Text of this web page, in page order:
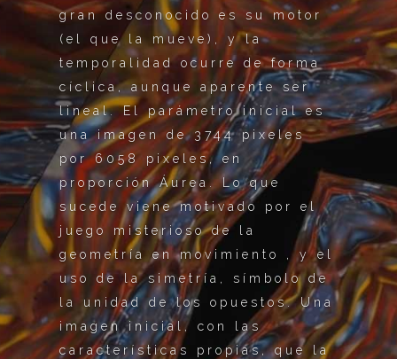
gran desconocido es su motor
(el que la mueve), y la
temporalidad ocurre de forma
cíclica, aunque aparente ser
lineal. El parámetro inicial es
una imagen de 3744 pixeles
por 6058 pixeles, en
proporción Áurea. Lo que
sucede viene motivado por el
juego misterioso de la
geometría en movimiento , y el
uso de la simetría, símbolo de
la unidad de los opuestos. Una
imagen inicial, con las
características propias, que la